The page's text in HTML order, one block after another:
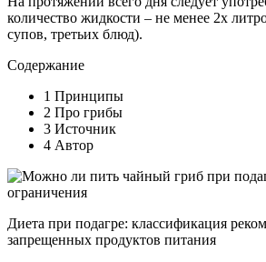
количество жидкости – не менее 2х
супов, третьих блюд).
Содержание
1 Принципы
2 Про грибы
3 Источник
4 Автор
Диета при подагре: классификация
запрещенных продуктов питания